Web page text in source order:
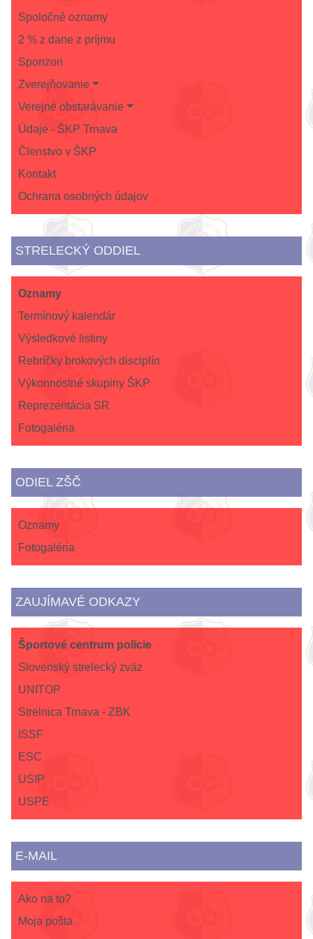
Spoločné oznamy
2 % z dane z príjmu
Sponzori
Zverejňovanie
Verejné obstarávanie
Údaje - ŠKP Trnava
Členstvo v ŠKP
Kontakt
Ochrana osobných údajov
STRELECKÝ ODDIEL
Oznamy
Termínový kalendár
Výsledkové listiny
Rebríčky brokových disciplín
Výkonnostné skupiny ŠKP
Reprezentácia SR
Fotogaléria
ODIEL ZŠČ
Oznamy
Fotogaléria
ZAUJÍMAVÉ ODKAZY
Športové centrum polície
Slovenský strelecký zväz
UNITOP
Strelnica Trnava - ZBK
ISSF
ESC
USIP
USPE
E-MAIL
Ako na to?
Moja pošta